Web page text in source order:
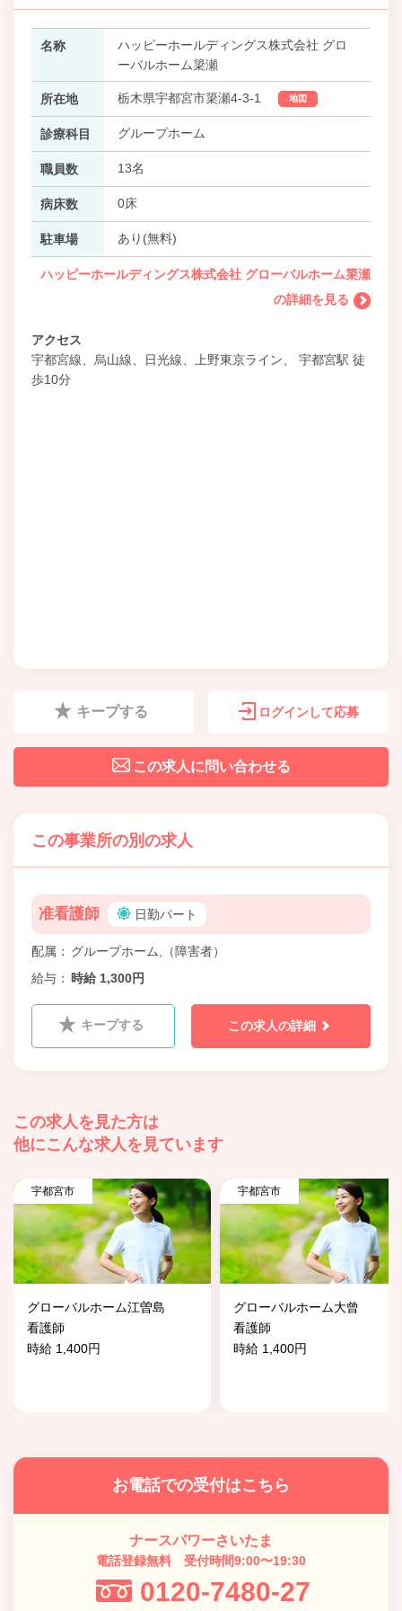
名称
ハッピーホールディングス株式会社 グロ
ーバルホーム簗瀬
所在地 栃木県宇都宮市簗瀬4-3-1 地図
診療科目 グループホーム
職員数 13名
病床数 0床
駐車場 あり(無料)
ハッピーホールディングス株式会社 グローバルホーム簗瀬
の詳細を見る
アクセス
宇都宮線、烏山線、日光線、上野東京ライン、 宇都宮駅 徒
歩10分
キープする ログインして応募
この求人に問い合わせる
この事業所の別の求人
准看護師 日勤パート
配属
グループホーム,（障害者）
給与
時給 1,300円
キープする この求人の詳細
この求人を見た方は
他にこんな求人を見ています
宇都宮市
グローバルホーム江曽島
看護師
時給 1,400円
宇都宮市
グローバルホーム大曾
看護師
時給 1,400円
お電話での受付はこちら
ナースパワーさいたま
電話登録無料 受付時間9:00〜19:30
0120-7480-27